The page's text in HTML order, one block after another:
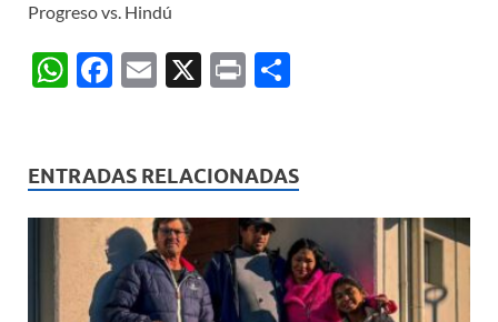
Progreso vs. Hindú
W
s
A
F
b
o
o
k
E
X
P
p
ar
ti
r
ENTRADAS RELACIONADAS